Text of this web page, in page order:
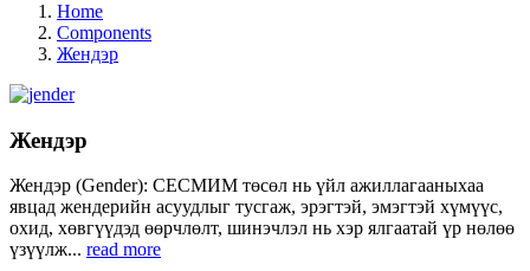
Home
Components
Жендэр
Жендэр
Жендэр (Gender): СЕСМИМ төсөл нь үйл ажиллагааныхаа
явцад жендерийн асуудлыг тусгаж, эрэгтэй, эмэгтэй хүмүүс,
охид, хөвгүүдэд өөрчлөлт, шинэчлэл нь хэр ялгаатай үр нөлөө
үзүүлж... read more